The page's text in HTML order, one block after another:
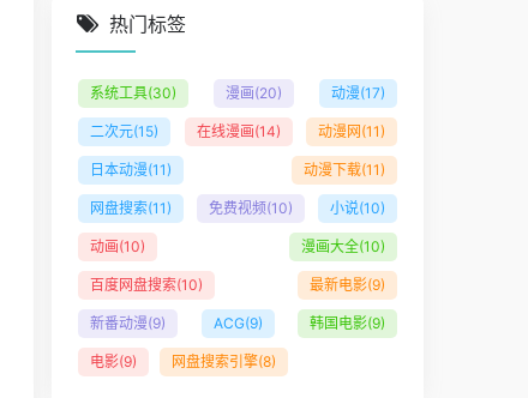
热门标签
系统工具(30) 漫画(20) 动漫(17)
二次元(15) 在线漫画(14) 动漫网 (11)
日本动漫(11) 动漫下载(11)
网盘搜索(11) 免费视频(10) 小说(10)
动画(10) 漫画大全(10)
百度网盘搜索(10) 最新电影(9)
新番动漫(9) ACG(9) 韩国电影(9)
电影(9) 网盘搜索引擎(8)